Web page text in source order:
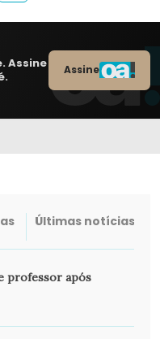
Assine
Assine
Últimas notícias
professor após